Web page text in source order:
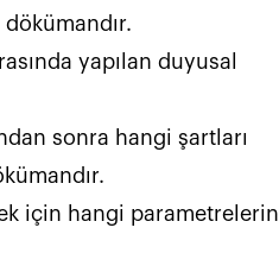
yapılan duyusal
sonra hangi şartları
için hangi parametrelerin